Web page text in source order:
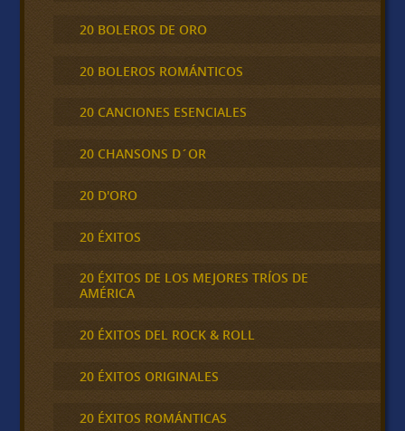
20 BOLEROS DE ORO
20 BOLEROS ROMÁNTICOS
20 CANCIONES ESENCIALES
20 CHANSONS D´OR
20 D'ORO
20 ÉXITOS
20 ÉXITOS DE LOS MEJORES TRÍOS DE
AMÉRICA
20 ÉXITOS DEL ROCK & ROLL
20 ÉXITOS ORIGINALES
20 ÉXITOS ROMÁNTICAS